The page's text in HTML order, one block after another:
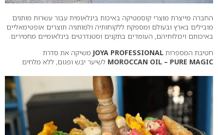
החברה מייצרת מוצרי קוסמטיקה באיכות בינלאומית עבור עשרות מותגים
מובילים בארץ ובעולם ומספקת ללקוחותיה ולמותגיה תוצרים אופטימאליים
באיכותם ויכולותיהם, העומדים בתקנים וסטנדרטים בינלאומיים מחמירים.
חטיבת המספרות JOYA PROFESSIONAL משיקה את סדרת
MOROCCAN OIL – PURE MAGIC לשיער יבש ופגום, ללא מלחים.